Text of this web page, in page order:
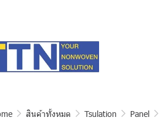
สินค้าทั้งหมด Tsulation Panel